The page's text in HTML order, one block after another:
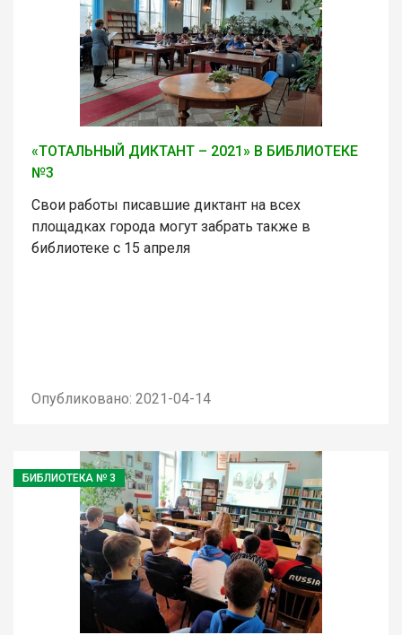
«ТОТАЛЬНЫЙ ДИКТАНТ – 2021» В БИБЛИОТЕКЕ
№3
Свои работы писавшие диктант на всех
площадках города могут забрать также в
библиотеке с 15 апреля
Опубликовано: 2021-04-14
БИБЛИОТЕКА № 3